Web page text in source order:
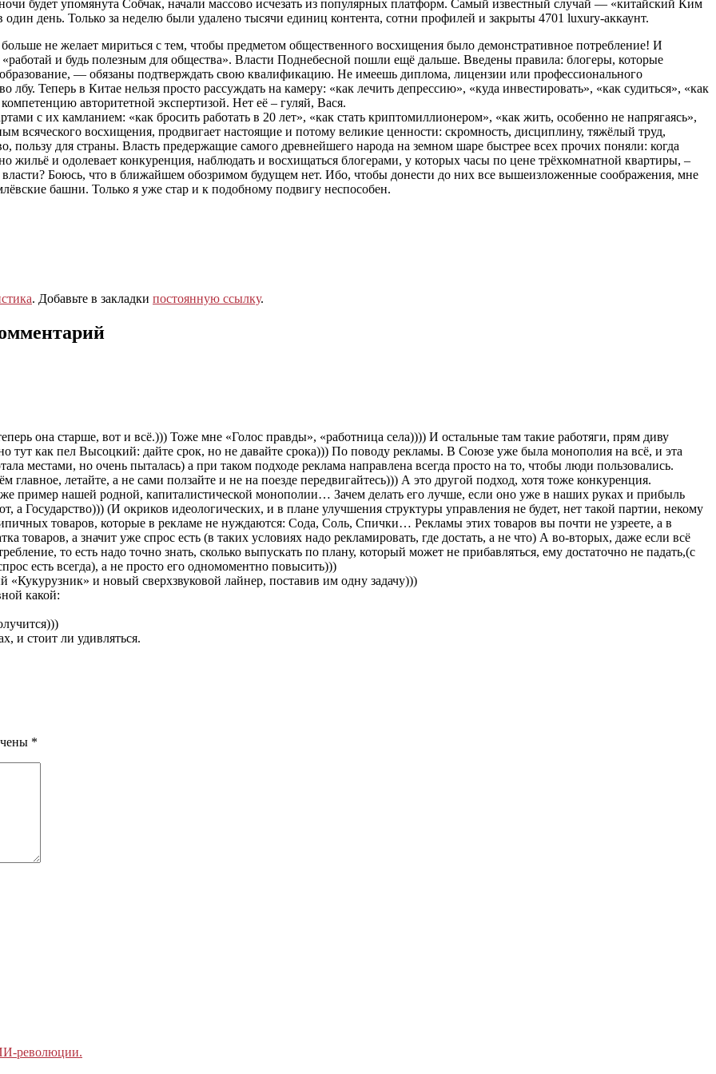
будет упомянута Собчак, начали массово исчезать из популярных платформ. Самый известный случай — «китайский Ким
день. Только за неделю были удалено тысячи единиц контента, сотни профилей и закрыты 4701 luxury-аккаунт.
не желает мириться с тем, чтобы предметом общественного восхищения было демонстративное потребление! И
и будь полезным для общества». Власти Поднебесной пошли ещё дальше. Введены правила: блогеры, которые
— обязаны подтверждать свою квалификацию. Не имеешь диплома, лицензии или профессионального
лбу. Теперь в Китае нельзя просто рассуждать на камеру: «как лечить депрессию», «куда инвестировать», «как судиться», «как
авторитетной экспертизой. Нет её – гуляй, Вася.
с их камланием: «как бросить работать в 20 лет», «как стать криптомиллионером», «как жить, особенно не напрягаясь»,
всяческого восхищения, продвигает настоящие и потому великие ценности: скромность, дисциплину, тяжёлый труд,
пользу для страны. Власть предержащие самого древнейшего народа на земном шаре быстрее всех прочих поняли: когда
жильё и одолевает конкуренция, наблюдать и восхищаться блогерами, у которых часы по цене трёхкомнатной квартиры, –
Боюсь, что в ближайшем обозримом будущем нет. Ибо, чтобы донести до них все вышеизложенные соображения, мне
башни. Только я уже стар и к подобному подвигу неспособен.
. Добавьте в закладки постоянную ссылку.
она старше, вот и всё.))) Тоже мне «Голос правды», «работница села)))) И остальные там такие работяги, прям диву
тут как пел Высоцкий: дайте срок, но не давайте срока))) По поводу рекламы. В Союзе уже была монополия на всё, и эта
местами, но очень пыталась) а при таком подходе реклама направлена всегда просто на то, чтобы люди пользовались.
летайте, а не сами ползайте и не на поезде передвигайтесь))) А это другой подход, хотя тоже конкуренция.
пример нашей родной, капиталистической монополии… Зачем делать его лучше, если оно уже в наших руках и прибыль
а Государство))) (И окриков идеологических, и в плане улучшения структуры управления не будет, нет такой партии, некому
товаров, которые в рекламе не нуждаются: Сода, Соль, Спички… Рекламы этих товаров вы почти не узреете, а в
а значит уже спрос есть (в таких условиях надо рекламировать, где достать, а не что) А во-вторых, даже если всё
то есть надо точно знать, сколько выпускать по плану, который может не прибавляться, ему достаточно не падать,(с
есть всегда), а не просто его одномоментно повысить)))
«Кукурузник» и новый сверхзвуковой лайнер, поставив им одну задачу)))
какой:
и стоит ли удивляться.
*
революции.